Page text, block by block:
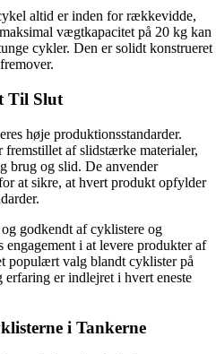
altid er inden for rækkevidde,
vægtkapacitet på 20 kg kan
cykler. Den er solidt konstrueret
Til Slut
høje produktionsstandarder.
af slidstærke materialer,
brug og slid. De anvender
at sikre, at hvert produkt opfylder
godkendt af cyklistere og
engagement i at levere produkter af
populært valg blandt cyklister på
erfaring er indlejret i hvert eneste
i Tankerne